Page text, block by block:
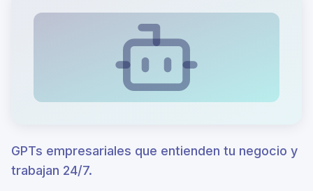
GPTs empresariales que entienden tu negocio y
trabajan 24/7.